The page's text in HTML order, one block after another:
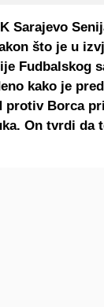
Sarajevo
što je u
Fudbalskog
kako je
protiv Borca
On tvrdi da